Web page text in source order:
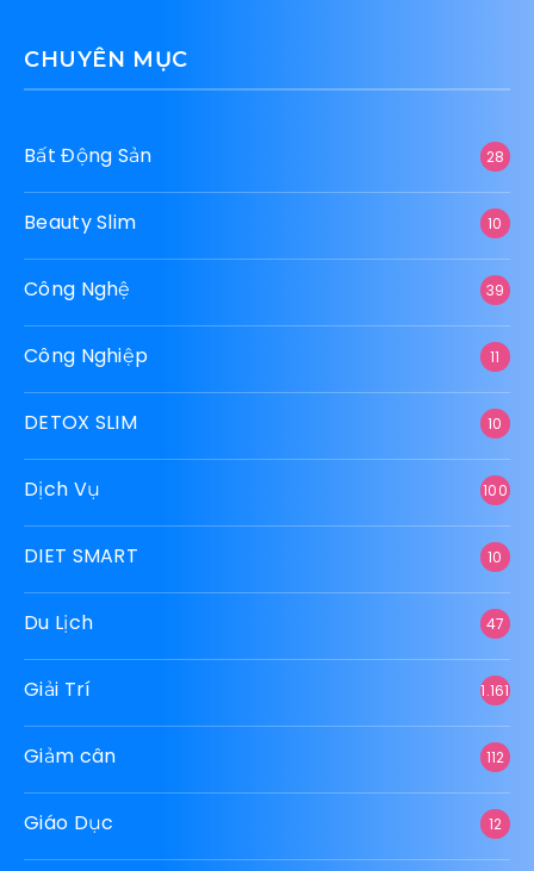
CHUYÊN MỤC
Bất Động Sản 28
Beauty Slim 10
Công Nghệ 39
Công Nghiệp 11
DETOX SLIM 10
Dịch Vụ 100
DIET SMART 10
Du Lịch 47
Giải Trí 1.161
Giảm cân 112
Giáo Dục 12